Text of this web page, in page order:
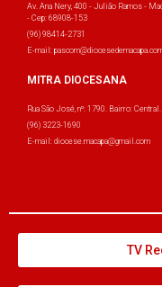
Av. Ana Nery, 400 - Julião Ramos -
- Cep: 68908-153
(96) 98414-2731
E-mail:
MITRA DIOCESANA
Rua São José, nº: 1790. Bairro:
(96) 3223-1690
E-mail: diocese.macapa@gmail.com
TV